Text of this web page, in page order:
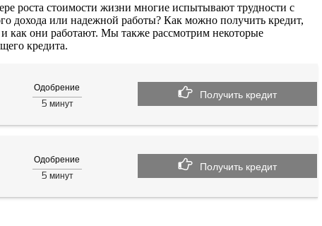
роста стоимости жизни многие испытывают трудности с
дохода или надежной работы? Как можно получить кредит,
и как они работают. Мы также рассмотрим некоторые
кредита.
Одобрение
5 минут
Получить кредит
Одобрение
5 минут
Получить кредит